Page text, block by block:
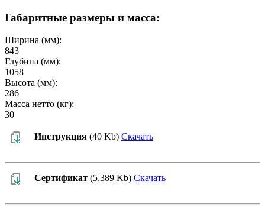
Габаритные размеры и масса:
Ширина (мм):
843
Глубина (мм):
1058
Высота (мм):
286
Масса нетто (кг):
30
Инструкция (40 Kb) Скачать
Сертификат (5,389 Kb) Скачать